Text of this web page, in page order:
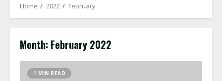
Home 2022 February
Month: February 2022
1 MIN READ